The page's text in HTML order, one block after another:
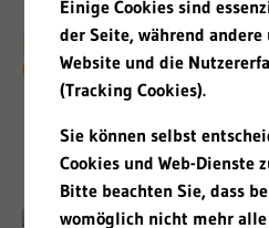
Ein kleiner Streifzug
Geschichte
2003
Einige Cookies sind
der Seite, während
Website und die
(Tracking Cookies).
Sie können selbst
Cookies und Web-Dienste
Bitte beachten Sie, dass
womöglich nicht mehr